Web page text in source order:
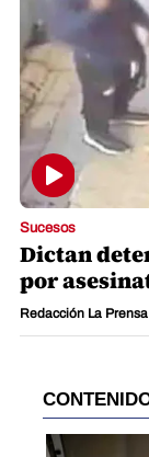
Sucesos
Dictan
por
Redacción La Prensa